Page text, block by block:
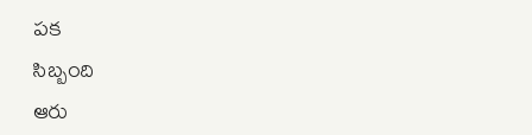
పక
సిబ్బంది
ఆరు